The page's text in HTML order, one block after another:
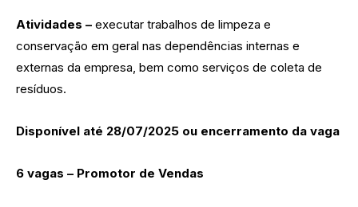
Atividades – executar trabalhos de limpeza e
conservação em geral nas dependências internas e
externas da empresa, bem como serviços de coleta de
resíduos.
Disponível até 28/07/2025 ou encerramento da vaga
6 vagas – Promotor de Vendas